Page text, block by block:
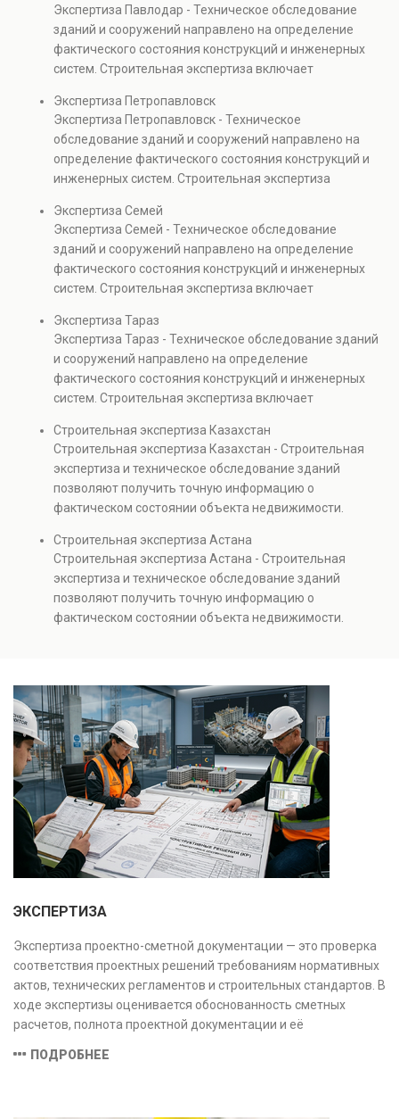
безопасности. Услуга востребована при покупке
недвижимости, капитальном ремонте и реконструкции
объектов, а также при судебных разбирательствах и
технических проверках.
Экспертиза Павлодар - Техническое обследование
зданий и сооружений направлено на определение
фактического состояния конструкций и инженерных
систем. Строительная экспертиза включает
элементов и оценку эксплуатационной безопасности.
Услуга востребована при покупке недвижимости,
капитальном ремонте и реконструкции объектов, а
также при судебных разбирательствах и технических
проверках.
Экспертиза Петропавловск
Экспертиза Петропавловск - Техническое
обследование зданий и сооружений направлено на
определение фактического состояния конструкций и
инженерных систем. Строительная экспертиза
прочности элементов и оценку эксплуатационной
безопасности. Услуга востребована при покупке
недвижимости, капитальном ремонте и реконструкции
объектов, а также при судебных разбирательствах и
технических проверках.
Экспертиза Семей
Экспертиза Семей - Техническое обследование
зданий и сооружений направлено на определение
фактического состояния конструкций и инженерных
систем. Строительная экспертиза включает
элементов и оценку эксплуатационной безопасности.
Услуга востребована при покупке недвижимости,
капитальном ремонте и реконструкции объектов, а
также при судебных разбирательствах и технических
проверках.
Экспертиза Тараз
Экспертиза Тараз - Техническое обследование зданий
и сооружений направлено на определение
фактического состояния конструкций и инженерных
систем. Строительная экспертиза включает
элементов и оценку эксплуатационной безопасности.
Услуга востребована при покупке недвижимости,
капитальном ремонте и реконструкции объектов, а
также при судебных разбирательствах и технических
проверках.
Строительная экспертиза Казахстан
Строительная экспертиза Казахстан - Строительная
экспертиза и техническое обследование зданий
позволяют получить точную информацию о
фактическом состоянии объекта недвижимости.
инженерных систем с выявлением скрытых дефектов
и нарушений. Услуга используется для проверки
качества строительства, подготовки к реконструкции,
оценки рисков и судебных разбирательств.
Результатом является официальное техническое
Строительная экспертиза Астана
Строительная экспертиза Астана - Строительная
экспертиза и техническое обследование зданий
позволяют получить точную информацию о
фактическом состоянии объекта недвижимости.
качества строительства, подготовки к реконструкции,
оценки рисков и судебных разбирательств.
Результатом является официальное техническое
заключение, имеющее юридическую силу.
ЭКСПЕРТИЗА
Экспертиза проектно-сметной документации — это проверка
соответствия проектных решений требованиям нормативных
актов, технических регламентов и строительных стандартов. В
ходе экспертизы оценивается обоснованность сметных
расчетов, полнота проектной документации и её
предотвратить ошибки на этапе строительства и
ПОДРОБНЕЕ